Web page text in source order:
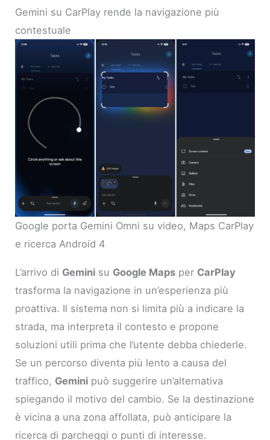
Gemini su CarPlay rende la navigazione più
contestuale
Google porta Gemini Omni su video, Maps CarPlay
e ricerca Android 4
L’arrivo di Gemini su Google Maps per CarPlay
trasforma la navigazione in un’esperienza più
proattiva. Il sistema non si limita più a indicare la
strada, ma interpreta il contesto e propone
soluzioni utili prima che l’utente debba chiederle.
Se un percorso diventa più lento a causa del
traffico, Gemini può suggerire un’alternativa
spiegando il motivo del cambio. Se la destinazione
è vicina a una zona affollata, può anticipare la
ricerca di parcheggi o punti di interesse.